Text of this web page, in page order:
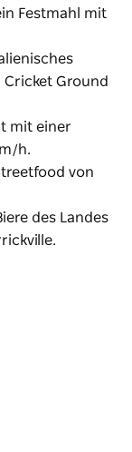
Festmahl mit
Cricket Ground
mit einer
h.
von
des Landes